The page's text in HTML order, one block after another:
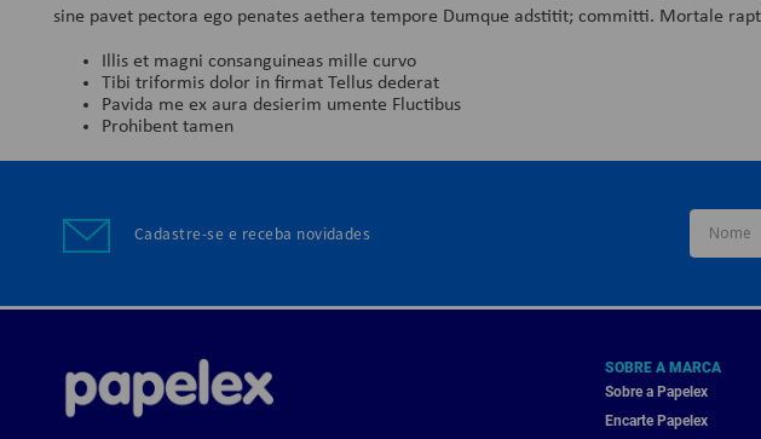
sine pavet pectora ego penates aethera tempore Dumque adstitit; committi. Mortale
Illis et magni consanguineas mille curvo
Tibi triformis dolor in firmat Tellus dederat
Pavida me ex aura desierim umente Fluctibus
Prohibent tamen
Cadastre-se e receba novidades
SOBRE A MARCA
Sobre a Papelex
Encarte Papelex